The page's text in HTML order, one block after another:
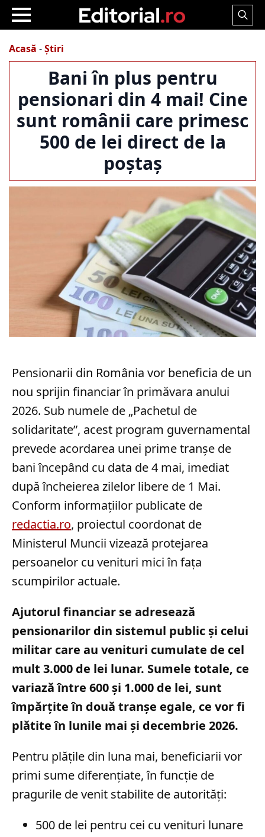
Search
Acasă -Știri
Bani în plus pentru
pensionari din 4 mai! Cine
sunt românii care primesc
500 de lei direct de la
poștaș
Pensionarii din România vor beneficia de un
nou sprijin financiar în primăvara anului
2026. Sub numele de „Pachetul de
solidaritate”, acest program guvernamental
prevede acordarea unei prime tranșe de
bani începând cu data de 4 mai, imediat
după încheierea zilelor libere de 1 Mai.
Conform informațiilor publicate de
redactia.ro, proiectul coordonat de
Ministerul Muncii vizează protejarea
persoanelor cu venituri mici în fața
scumpirilor actuale.
Ajutorul financiar se adresează
pensionarilor din sistemul public și celui
militar care au venituri cumulate de cel
mult 3.000 de lei lunar. Sumele totale, ce
variază între 600 și 1.000 de lei, sunt
împărțite în două tranșe egale, ce vor fi
plătite în lunile mai și decembrie 2026.
Pentru plățile din luna mai, beneficiarii vor
primi sume diferențiate, în funcție de
pragurile de venit stabilite de autorități:
500 de lei pentru cei cu venituri lunare